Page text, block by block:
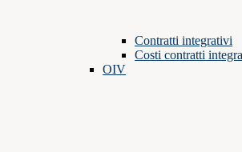
Contratti integrativi
Costi contratti
OIV